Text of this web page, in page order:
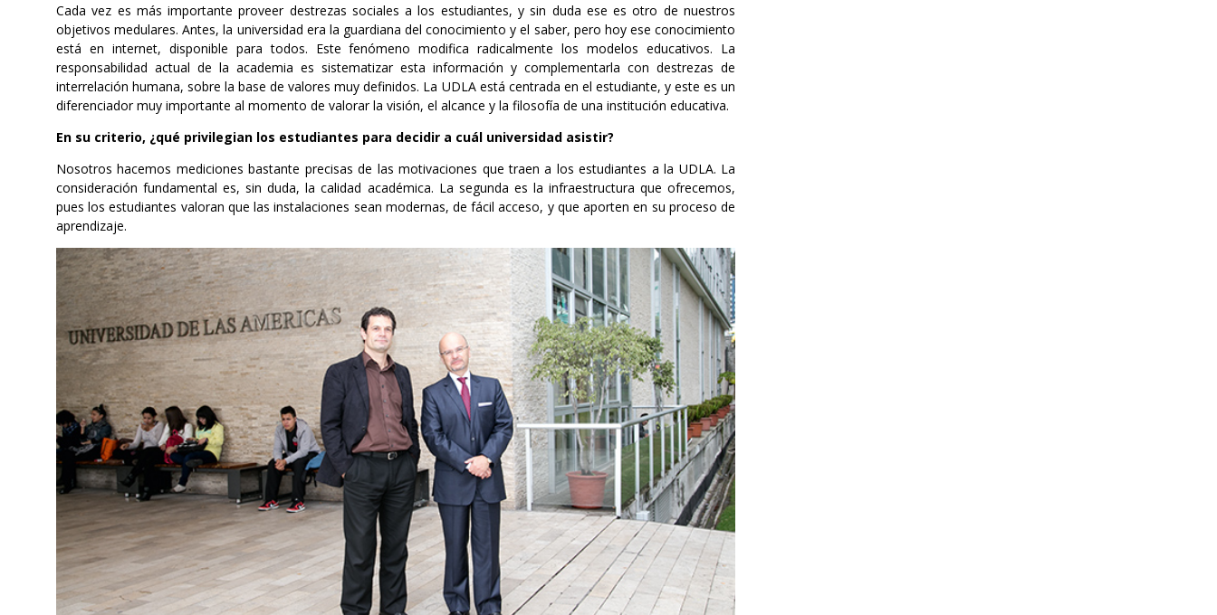
Cada vez es más importante proveer destrezas sociales a los estudiantes, y sin duda ese es otro de nuestros
objetivos medulares. Antes, la universidad era la guardiana del conocimiento y el saber, pero hoy ese conocimiento
está en internet, disponible para todos. Este fenómeno modifica radicalmente los modelos educativos. La
responsabilidad actual de la academia es sistematizar esta información y complementarla con destrezas de
interrelación humana, sobre la base de valores muy definidos. La UDLA está centrada en el estudiante, y este es un
diferenciador muy importante al momento de valorar la visión, el alcance y la filosofía de una institución educativa.
En su criterio, ¿qué privilegian los estudiantes para decidir a cuál universidad asistir?
Nosotros hacemos mediciones bastante precisas de las motivaciones que traen a los estudiantes a la UDLA. La
consideración fundamental es, sin duda, la calidad académica. La segunda es la infraestructura que ofrecemos,
pues los estudiantes valoran que las instalaciones sean modernas, de fácil acceso, y que aporten en su proceso de
aprendizaje.